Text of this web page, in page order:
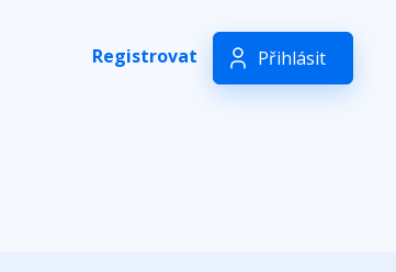
Registrovat Přihlásit